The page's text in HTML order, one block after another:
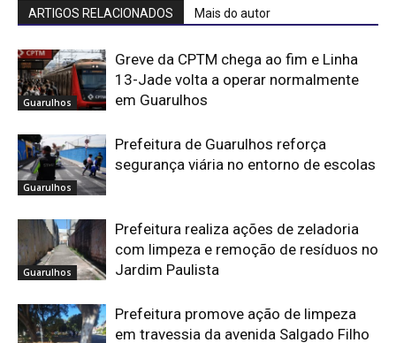
ARTIGOS RELACIONADOS Mais do autor
Guarulhos
Greve da CPTM chega ao fim e Linha
13-Jade volta a operar normalmente
em Guarulhos
Guarulhos
Prefeitura de Guarulhos reforça
segurança viária no entorno de escolas
Guarulhos
Prefeitura realiza ações de zeladoria
com limpeza e remoção de resíduos no
Jardim Paulista
Prefeitura promove ação de limpeza
em travessia da avenida Salgado Filho